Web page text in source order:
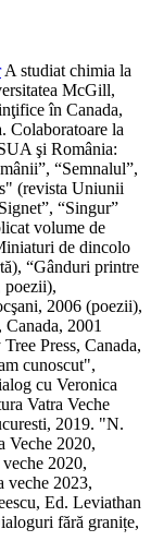
A studiat chimia la
McGill,
în Canada,
Colaboratoare la
şi România:
“Semnalul”,
(revista Uniunii
“Singur”
volume de
de dincolo
“Gânduri printre
poezii),
2006 (poezii),
2001
Press, Canada,
cunoscut",
cu Veronica
Vatra Veche
2019. "N.
Veche 2020,
2020,
veche 2023,
Ed. Leviathan
fără granițe,